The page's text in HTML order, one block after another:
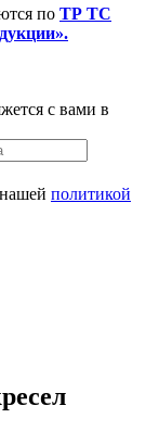
по ТР ТС
с вами в
политикой